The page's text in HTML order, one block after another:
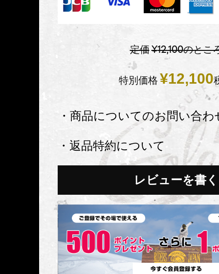
定価¥12,100のとこ
特別価格 ¥12,100
・商品についてのお問い合わ
・返品特約について
レビューを書く